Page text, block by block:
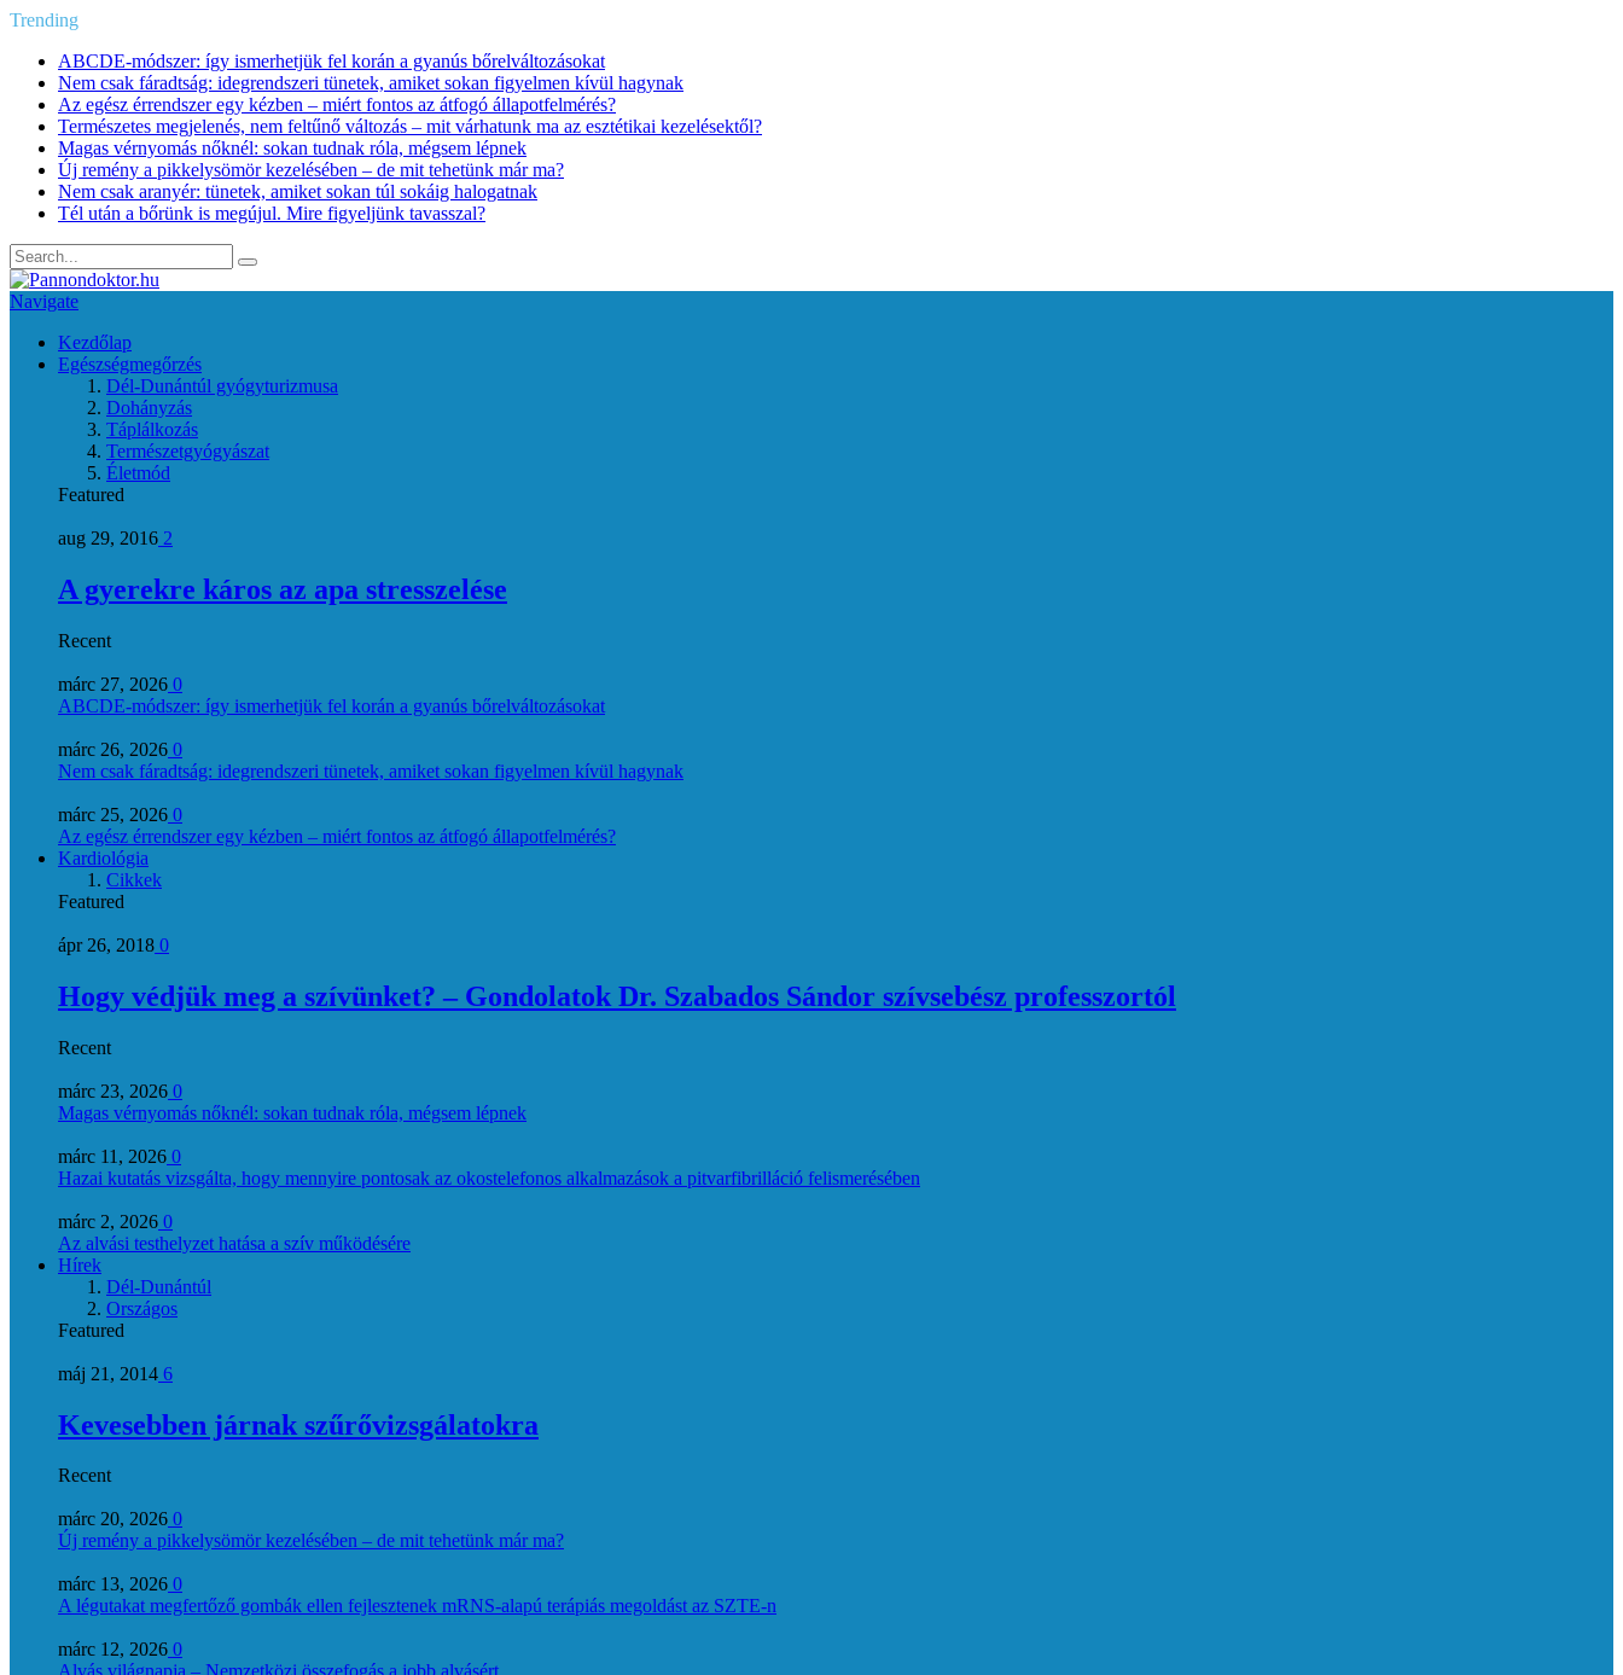
Trending
ABCDE‑módszer: így ismerhetjük fel korán a gyanús bőrelváltozásokat
Nem csak fáradtság: idegrendszeri tünetek, amiket sokan figyelmen kívül hagynak
Az egész érrendszer egy kézben – miért fontos az átfogó állapotfelmérés?
Természetes megjelenés, nem feltűnő változás – mit várhatunk ma az esztétikai kezelésektől?
Magas vérnyomás nőknél: sokan tudnak róla, mégsem lépnek
Új remény a pikkelysömör kezelésében – de mit tehetünk már ma?
Nem csak aranyér: tünetek, amiket sokan túl sokáig halogatnak
Tél után a bőrünk is megújul. Mire figyeljünk tavasszal?
Navigate
Kezdőlap
Egészségmegőrzés
Dél-Dunántúl gyógyturizmusa
Dohányzás
Táplálkozás
Természetgyógyászat
Életmód
Featured
aug 29, 2016 2
A gyerekre káros az apa stresszelése
Recent
márc 27, 2026 0
ABCDE‑módszer: így ismerhetjük fel korán a gyanús bőrelváltozásokat
márc 26, 2026 0
Nem csak fáradtság: idegrendszeri tünetek, amiket sokan figyelmen kívül hagynak
márc 25, 2026 0
Az egész érrendszer egy kézben – miért fontos az átfogó állapotfelmérés?
Kardiológia
Cikkek
Featured
ápr 26, 2018 0
Hogy védjük meg a szívünket? – Gondolatok Dr. Szabados Sándor szívsebész professzortól
Recent
márc 23, 2026 0
Magas vérnyomás nőknél: sokan tudnak róla, mégsem lépnek
márc 11, 2026 0
Hazai kutatás vizsgálta, hogy mennyire pontosak az okostelefonos alkalmazások a pitvarfibrilláció felismerésében
márc 2, 2026 0
Az alvási testhelyzet hatása a szív működésére
Hírek
Dél-Dunántúl
Országos
Featured
máj 21, 2014 6
Kevesebben járnak szűrővizsgálatokra
Recent
márc 20, 2026 0
Új remény a pikkelysömör kezelésében – de mit tehetünk már ma?
márc 13, 2026 0
A légutakat megfertőző gombák ellen fejlesztenek mRNS-alapú terápiás megoldást az SZTE-n
márc 12, 2026 0